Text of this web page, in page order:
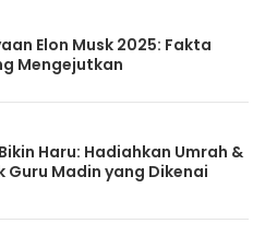
Elon Musk 2025: Fakta
Mengejutkan
Haru: Hadiahkan Umrah &
Guru Madin yang Dikenai